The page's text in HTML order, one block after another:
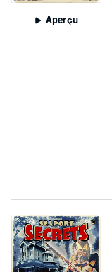
Aperçu